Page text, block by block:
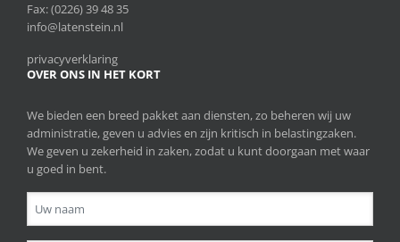
Fax: (0226) 39 48 35
info@latenstein.nl
privacyverklaring
OVER ONS IN HET KORT
We bieden een breed pakket aan diensten, zo beheren wij uw
administratie, geven u advies en zijn kritisch in belastingzaken.
We geven u zekerheid in zaken, zodat u kunt doorgaan met waar
u goed in bent.